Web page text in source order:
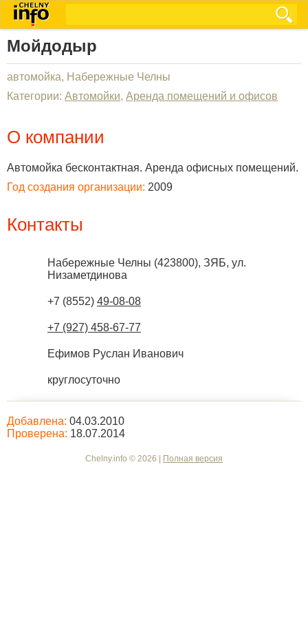
Мойдодыр
автомойка, Набережные Челны
Категории: Автомойки, Аренда помещений и офисов
О компании
Автомойка бесконтактная. Аренда офисных помещений.
Год создания организации: 2009
Контакты
Набережные Челны (423800), ЗЯБ, ул.
Низаметдинова
+7 (8552) 49-08-08
+7 (927) 458-67-77
Ефимов Руслан Иванович
круглосуточно
Добавлена: 04.03.2010
Проверена: 18.07.2014
Chelny.info © 2026 | Полная версия